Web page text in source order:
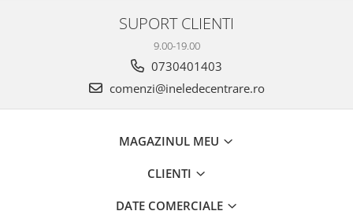
SUPORT CLIENTI
9.00-19.00
0730401403
comenzi@ineledecentrare.ro
MAGAZINUL MEU
CLIENTI
DATE COMERCIALE